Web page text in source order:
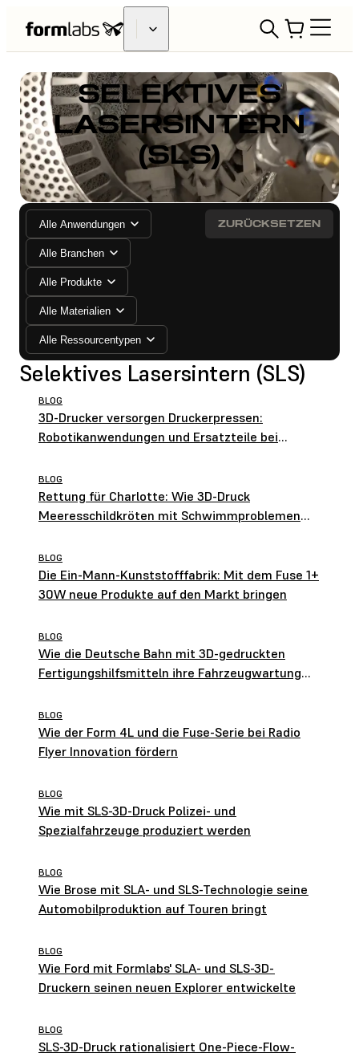
SELEKTIVES
LASERSINTERN
(SLS)
Alle Anwendungen
Alle Branchen
Alle Produkte
Alle Materialien
Alle Ressourcentypen
ZURÜCKSETZEN
Selektives Lasersintern (SLS)
BLOG
3D-Drucker versorgen Druckerpressen:
Robotikanwendungen und Ersatzteile bei
BLOG
Rettung für Charlotte: Wie 3D-Druck
Meeresschildkröten mit Schwimmproblemen
BLOG
Die Ein-Mann-Kunststofffabrik: Mit dem Fuse 1+
30W neue Produkte auf den Markt bringen
BLOG
Wie die Deutsche Bahn mit 3D-gedruckten
Fertigungshilfsmitteln ihre Fahrzeugwartung
BLOG
Wie der Form 4L und die Fuse-Serie bei Radio
Flyer Innovation fördern
BLOG
Wie mit SLS-3D-Druck Polizei- und
Spezialfahrzeuge produziert werden
BLOG
Wie Brose mit SLA- und SLS-Technologie seine
Automobilproduktion auf Touren bringt
BLOG
Wie Ford mit Formlabs' SLA- und SLS-3D-
Druckern seinen neuen Explorer entwickelte
BLOG
SLS-3D-Druck rationalisiert One-Piece-Flow-